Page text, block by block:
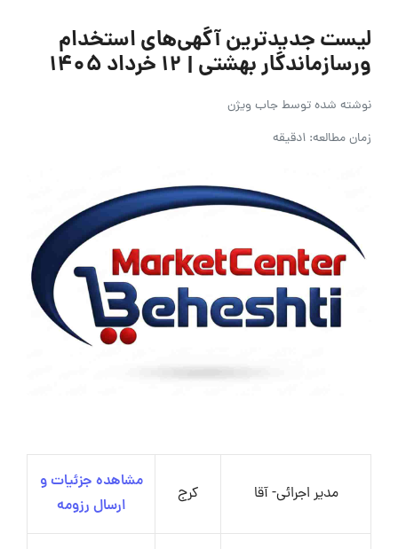
لیست جدیدترین آگهی‌های استخدام
ورسازماندگار بهشتی | ۱۲ خرداد ۱۴۰۵
نوشته شده توسطجاب ویژن
زمان مطالعه: 1دقیقه
مدیر اجرائی- آقا کرج
مشاهده جزئیات و
ارسال رزومه